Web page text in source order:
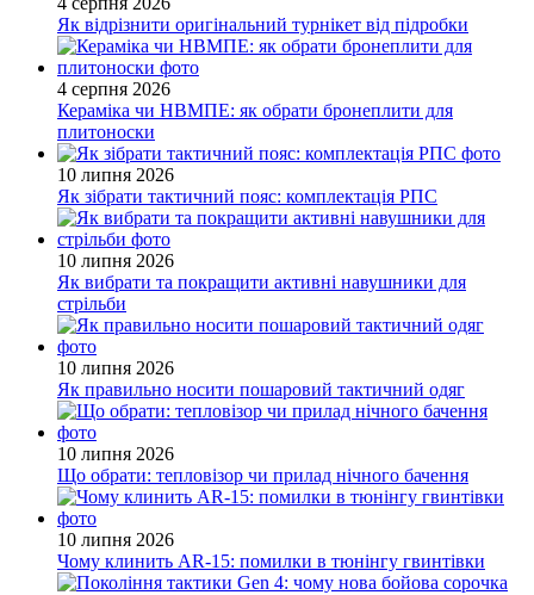
Як відрізнити оригінальний турнікет від підробки
4 серпня 2026
Кераміка чи НВМПЕ: як обрати бронеплити для
плитоноски
10 липня 2026
Як зібрати тактичний пояс: комплектація РПС
10 липня 2026
Як вибрати та покращити активні навушники для
стрільби
10 липня 2026
Як правильно носити пошаровий тактичний одяг
10 липня 2026
Що обрати: тепловізор чи прилад нічного бачення
10 липня 2026
Чому клинить AR-15: помилки в тюнінгу гвинтівки